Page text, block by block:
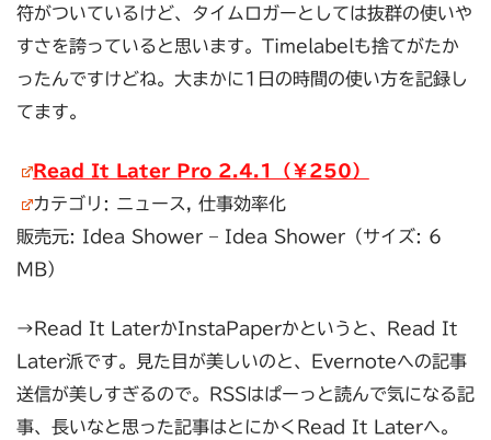
符がついているけど、タイムロガーとしては抜群の使いや
すさを誇っていると思います。Timelabelも捨てがたか
ったんですけどね。大まかに1日の時間の使い方を記録し
てます。
Read It Later Pro 2.4.1（￥250）
カテゴリ: ニュース, 仕事効率化
販売元: Idea Shower – Idea Shower（サイズ: 6
MB）
→Read It LaterかInstaPaperかというと、Read It
Later派です。見た目が美しいのと、Evernoteへの記事
送信が美しすぎるので。RSSはぱーっと読んで気になる記
事、長いなと思った記事はとにかくRead It Laterへ。